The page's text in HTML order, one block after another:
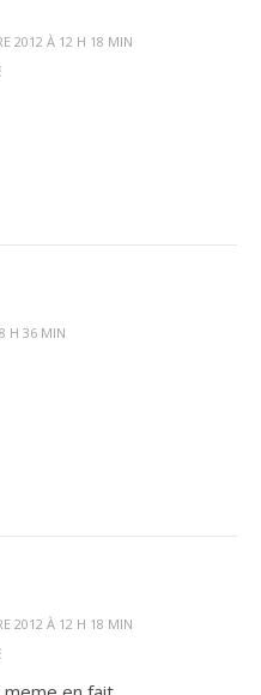
2012 À 12 H 18 MIN
H 36 MIN
2012 À 12 H 18 MIN